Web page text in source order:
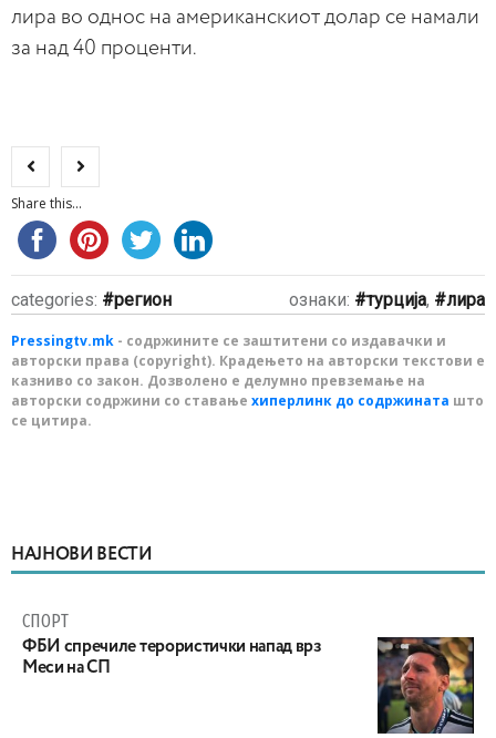
лира во однос на американскиот долар се намали
за над 40 проценти.
Share this...
categories: регион ознаки: турција, лира
Pressingtv.mk - содржините се заштитени со издавачки и
авторски права (copyright). Крадењето на авторски текстови е
казниво со закон. Дозволено е делумно превземање на
авторски содржини со ставање хиперлинк до содржината што
се цитира.
НАЈНОВИ ВЕСТИ
СПОРТ
ФБИ спречиле терористички напад врз
Меси на СП